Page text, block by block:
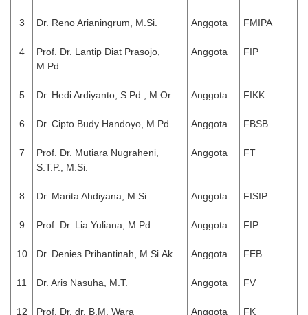
3 Dr. Reno Arianingrum, M.Si. Anggota FMIPA
4
Prof. Dr. Lantip Diat Prasojo,
M.Pd.
Anggota FIP
5 Dr. Hedi Ardiyanto, S.Pd., M.Or Anggota FIKK
6 Dr. Cipto Budy Handoyo, M.Pd. Anggota FBSB
7
Prof. Dr. Mutiara Nugraheni,
S.T.P., M.Si.
Anggota FT
8 Dr. Marita Ahdiyana, M.Si Anggota FISIP
9 Prof. Dr. Lia Yuliana, M.Pd. Anggota FIP
10 Dr. Denies Prihantinah, M.Si.Ak. Anggota FEB
11 Dr. Aris Nasuha, M.T. Anggota FV
12 Prof. Dr. dr. B.M. Wara Anggota FK